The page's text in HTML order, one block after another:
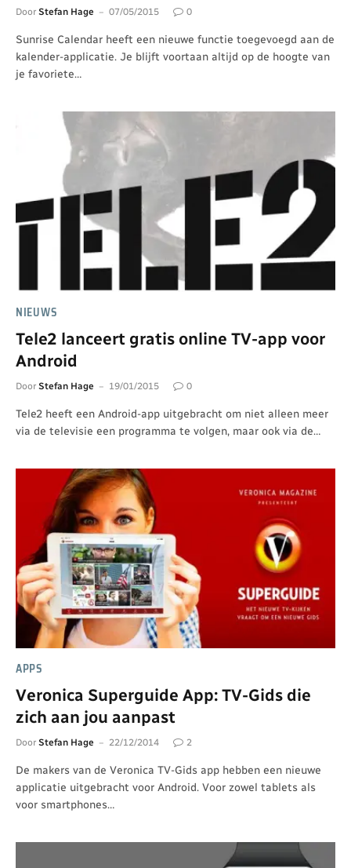
Door Stefan Hage 07/05/2015 0
Sunrise Calendar heeft een nieuwe functie toegevoegd aan de
kalender-applicatie. Je blijft voortaan altijd op de hoogte van
je favoriete…
NIEUWS
Tele2 lanceert gratis online TV-app voor
Android
Door Stefan Hage 19/01/2015 0
Tele2 heeft een Android-app uitgebracht om niet alleen meer
via de televisie een programma te volgen, maar ook via de…
APPS
Veronica Superguide App: TV-Gids die
zich aan jou aanpast
Door Stefan Hage 22/12/2014 2
De makers van de Veronica TV-Gids app hebben een nieuwe
applicatie uitgebracht voor Android. Voor zowel tablets als
voor smartphones…